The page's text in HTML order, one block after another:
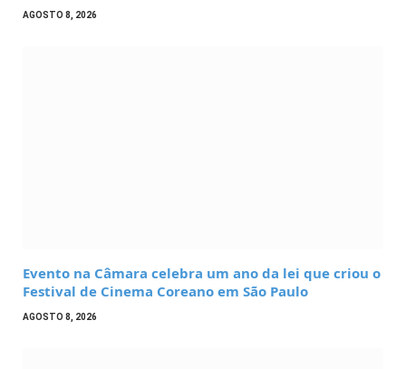
AGOSTO 8, 2026
Evento na Câmara celebra um ano da lei que criou o
Festival de Cinema Coreano em São Paulo
AGOSTO 8, 2026